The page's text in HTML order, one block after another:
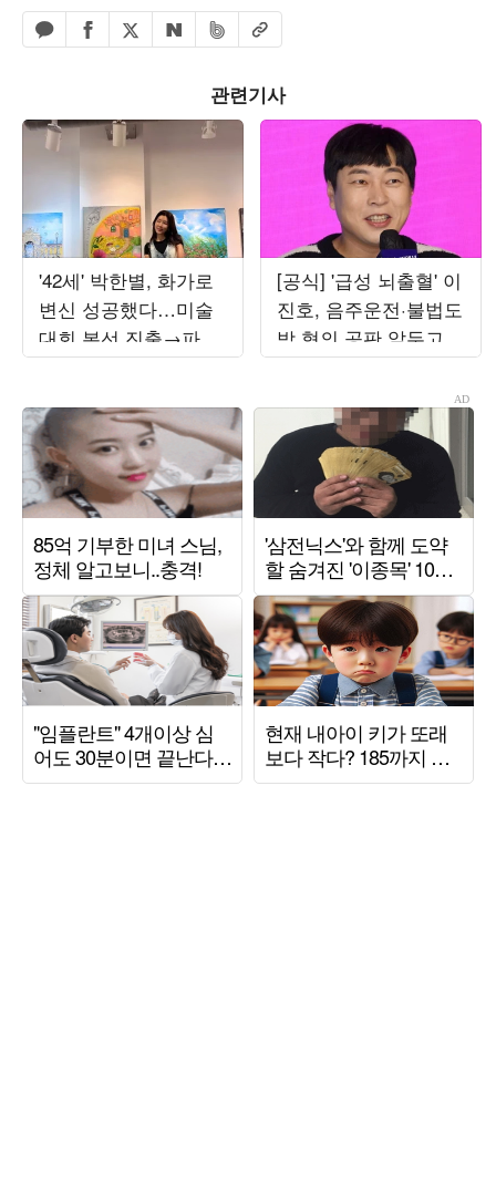
카카오톡 공유하기
페이스북 공유하기
엑스 공유하기
네이버 공유하기
밴드 공유하기
URL복사
관련기사
'42세' 박한별, 화가로
변신 성공했다…미술
대회 본선 진출→파리
초대전까지 '못 하는
[공식] '급성 뇌출혈' 이
진호, 음주운전·불법도
박 혐의 공판 앞두고
퇴원했다…"안정 취하